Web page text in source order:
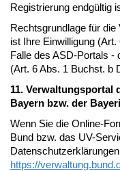
Registrierung endgültig
Rechtsgrundlage für
ist Ihre Einwilligung
Falle des ASD-Portals -
(Art. 6 Abs. 1 Buchst. b
11. Verwaltungsportal
Bayern bzw. der
Wenn Sie die Online-
Bund bzw. das UV-
https://